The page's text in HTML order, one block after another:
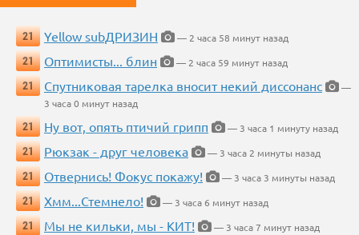
21 Yellow subДРИЗИН
— 2 часа 58 минут назад
21
Оптимисты... блин
— 2 часа 59 минут назад
21
Спутниковая тарелка вносит некий диссонанс
—
3 часа 0 минут назад
21
Ну вот, опять птичий грипп
— 3 часа 1 минуту назад
21
Рюкзак - друг человека
— 3 часа 2 минуты назад
21
Отвернись! Фокус покажу!
— 3 часа 3 минуты назад
21
Хмм...Стемнело!
— 3 часа 6 минут назад
21
Мы не кильки, мы - КИТ!
— 3 часа 7 минут назад